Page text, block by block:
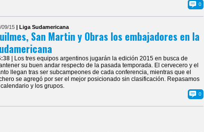
0
09/15 | Liga Sudamericana
San Martin y Obras los embajadores en la
| Los tres equipos argentinos jugarán la edición 2015 en busca de
su buen andar respecto de la pasada temporada. El cervecero y el
llegan tras ser subcampeones de cada conferencia, mientras que el
se agregó por ser el mejor posicionado sin clasificación. Repasamos
y los grupos.
0